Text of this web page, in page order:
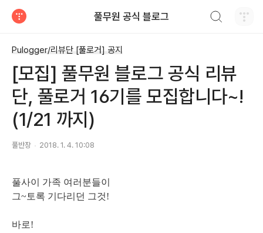
풀무원 공식 블로그
Pulogger/리뷰단 [풀로거] 공지
[모집] 풀무원 블로그 공식 리뷰
단, 풀로거 16기를 모집합니다~!
(1/21 까지)
풀반장 2018. 1. 4. 10:08
풀사이 가족 여러분들이
그~토록 기다리던 그것!
바로!